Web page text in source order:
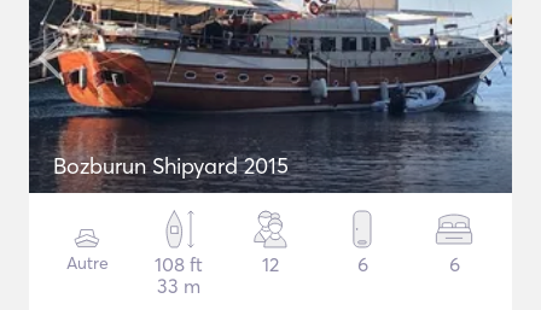
Bozburun Shipyard 2015
Autre
108 ft
33 m
12 6 6